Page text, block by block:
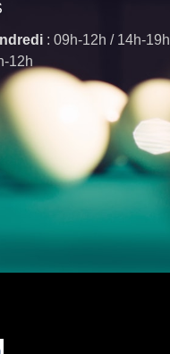
: 09h-12h / 14h-19h
12h